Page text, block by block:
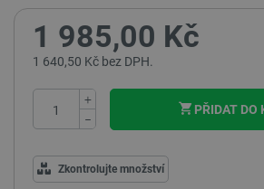
1 985,00 Kč
1 640,50 Kč bez DPH.
+
−
PŘIDAT DO
Zkontrolujte množství